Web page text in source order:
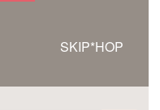
SKIP*HOP